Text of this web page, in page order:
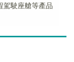
駕駛座艙等產品